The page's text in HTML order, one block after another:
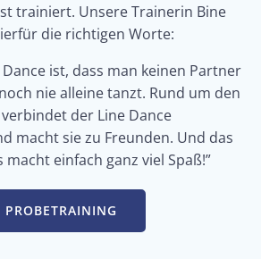
trainiert. Unsere Trainerin Bine
die richtigen Worte:
Dance ist, dass man keinen Partner
nie alleine tanzt. Rund um den
der Line Dance
macht sie zu Freunden. Und das
macht einfach ganz viel Spaß!”
PROBETRAINING